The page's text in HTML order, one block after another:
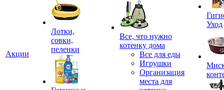
Акции
Лотки,
совки,
пеленки
Все, что нужно
котенку дома
Все для еды
Игрушки
Организация
места для
Уход